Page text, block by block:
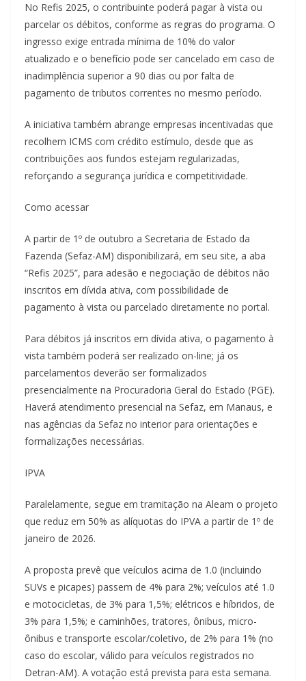
No Refis 2025, o contribuinte poderá pagar à vista ou
parcelar os débitos, conforme as regras do programa. O
ingresso exige entrada mínima de 10% do valor
atualizado e o benefício pode ser cancelado em caso de
inadimplência superior a 90 dias ou por falta de
pagamento de tributos correntes no mesmo período.
A iniciativa também abrange empresas incentivadas que
recolhem ICMS com crédito estímulo, desde que as
contribuições aos fundos estejam regularizadas,
reforçando a segurança jurídica e competitividade.
Como acessar
A partir de 1º de outubro a Secretaria de Estado da
Fazenda (Sefaz-AM) disponibilizará, em seu site, a aba
“Refis 2025”, para adesão e negociação de débitos não
inscritos em dívida ativa, com possibilidade de
pagamento à vista ou parcelado diretamente no portal.
Para débitos já inscritos em dívida ativa, o pagamento à
vista também poderá ser realizado on-line; já os
parcelamentos deverão ser formalizados
presencialmente na Procuradoria Geral do Estado (PGE).
Haverá atendimento presencial na Sefaz, em Manaus, e
nas agências da Sefaz no interior para orientações e
formalizações necessárias.
IPVA
Paralelamente, segue em tramitação na Aleam o projeto
que reduz em 50% as alíquotas do IPVA a partir de 1º de
janeiro de 2026.
A proposta prevê que veículos acima de 1.0 (incluindo
SUVs e picapes) passem de 4% para 2%; veículos até 1.0
e motocicletas, de 3% para 1,5%; elétricos e híbridos, de
3% para 1,5%; e caminhões, tratores, ônibus, micro-
ônibus e transporte escolar/coletivo, de 2% para 1% (no
caso do escolar, válido para veículos registrados no
Detran-AM). A votação está prevista para esta semana.